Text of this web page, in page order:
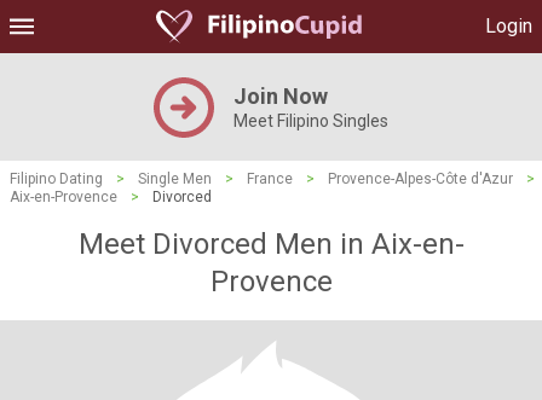
Login
Join Now
Meet Filipino Singles
Filipino Dating > Single Men > France > Provence-Alpes-Côte d'Azur
>
Aix-en-Provence
> Divorced
Meet Divorced Men in Aix-en-
Provence